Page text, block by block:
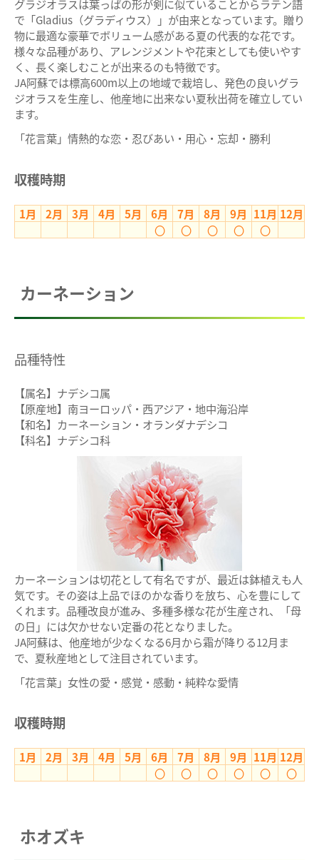
グラジオラスは葉っぱの形が剣に似ていることからラテン語
で「Gladius（グラディウス）」が由来となっています。贈り
物に最適な豪華でボリューム感がある夏の代表的な花です。
様々な品種があり、アレンジメントや花束としても使いやす
く、長く楽しむことが出来るのも特徴です。
JA阿蘇では標高600m以上の地域で栽培し、発色の良いグラ
ジオラスを生産し、他産地に出来ない夏秋出荷を確立してい
ます。
「花言葉」情熱的な恋・忍びあい・用心・忘却・勝利
収穫時期
1月 2月 3月 4月 5月 6月 7月 8月 9月 11月 12月
〇
〇 〇 〇 〇
カーネーション
品種特性
【属名】ナデシコ属
【原産地】南ヨーロッパ・西アジア・地中海沿岸
【和名】カーネーション・オランダナデシコ
【科名】ナデシコ科
カーネーションは切花として有名ですが、最近は鉢植えも人
気です。その姿は上品でほのかな香りを放ち、心を豊にして
くれます。品種改良が進み、多種多様な花が生産され、「母
の日」には欠かせない定番の花となりました。
JA阿蘇は、他産地が少なくなる6月から霜が降りる12月ま
で、夏秋産地として注目されています。
「花言葉」女性の愛・感覚・感動・純粋な愛情
収穫時期
1月 2月 3月 4月 5月 6月 7月 8月 9月 11月 12月
〇
〇 〇 〇 〇 〇
ホオズキ